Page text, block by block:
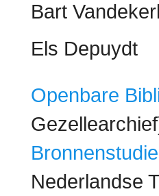
Bart
Els Depuydt
Openbare
Bronnenstudie
Nederlandse